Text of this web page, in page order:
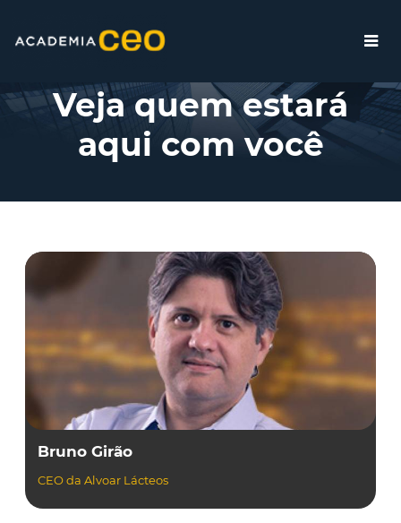
Executivos - Agro
Veja quem estará
aqui com você
Bruno Girão
CEO da Alvoar Lácteos